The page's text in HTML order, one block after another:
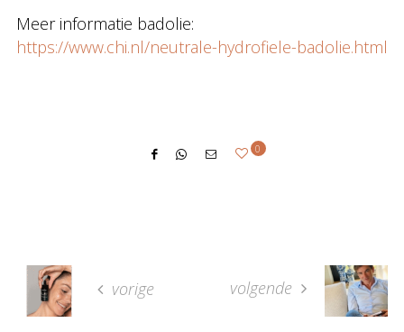
Meer informatie badolie:
https://www.chi.nl/neutrale-hydrofiele-badolie.html
0
vorige volgende